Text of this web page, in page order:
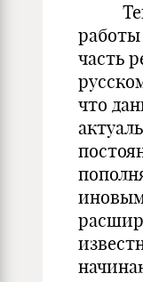
Тема
работы
часть
что